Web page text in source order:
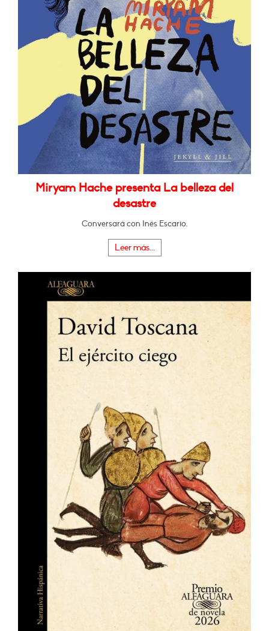
Miryam Hache presenta La belleza del
desastre
Conversará con Inés Escario.
Leer más...